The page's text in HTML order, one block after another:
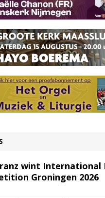
wint International
Groningen 2026